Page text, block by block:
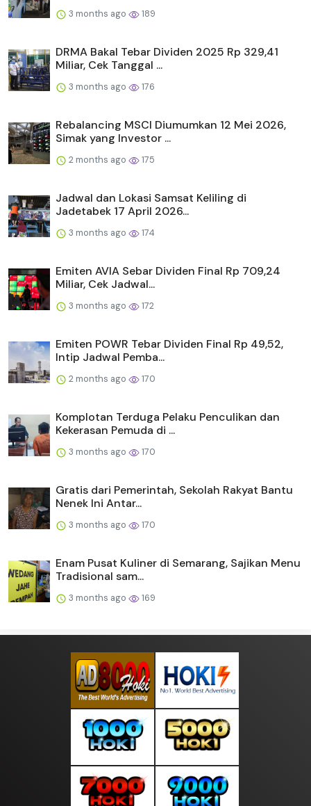
3 months ago 189
DRMA Bakal Tebar Dividen 2025 Rp 329,41
Miliar, Cek Tanggal ...
3 months ago 176
Rebalancing MSCI Diumumkan 12 Mei 2026,
Simak yang Investor ...
2 months ago 175
Jadwal dan Lokasi Samsat Keliling di
Jadetabek 17 April 2026...
3 months ago 174
Emiten AVIA Sebar Dividen Final Rp 709,24
Miliar, Cek Jadwal...
3 months ago 172
Emiten POWR Tebar Dividen Final Rp 49,52,
Intip Jadwal Pemba...
2 months ago 170
Komplotan Terduga Pelaku Penculikan dan
Kekerasan Pemuda di ...
3 months ago 170
Gratis dari Pemerintah, Sekolah Rakyat Bantu
Nenek Ini Antar...
3 months ago 170
Enam Pusat Kuliner di Semarang, Sajikan Menu
Tradisional sam...
3 months ago 169